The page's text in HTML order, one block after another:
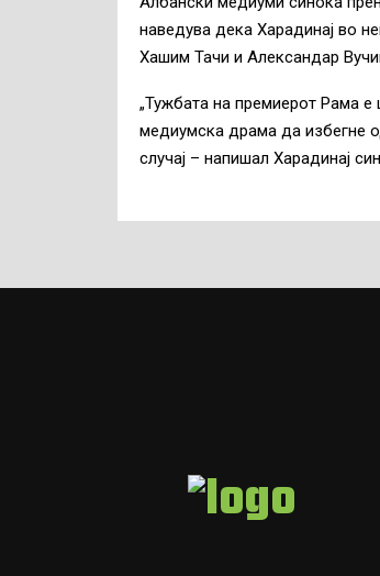
наведува дека Харадинај во
Хашим Тачи и Александар
„Тужбата на премиерот Рама е
медиумска драма да избегне
случај – напишал Харадинај